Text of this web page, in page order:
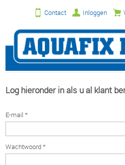
Contact Inloggen
Log hieronder in als u al klant
E-mail *
Wachtwoord *